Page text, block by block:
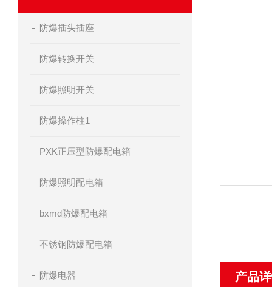
防爆插头插座
防爆转换开关
防爆照明开关
防爆操作柱1
PXK正压型防爆配电箱
防爆照明配电箱
bxmd防爆配电箱
不锈钢防爆配电箱
防爆电器 产品